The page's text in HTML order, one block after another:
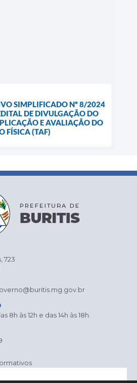
SIMPLIFICADO Nº 8/2024
DE DIVULGAÇÃO DO
E AVALIAÇÃO DO
FÍSICA (TAF)
723
8h às 12h e das 14h às 18h.